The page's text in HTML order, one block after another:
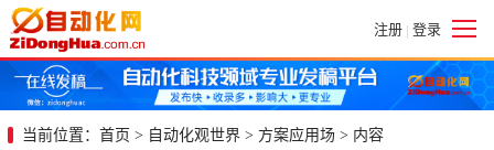
注册 | 登录
当前位置： 首页 > 自动化观世界 > 方案应用场 > 内容